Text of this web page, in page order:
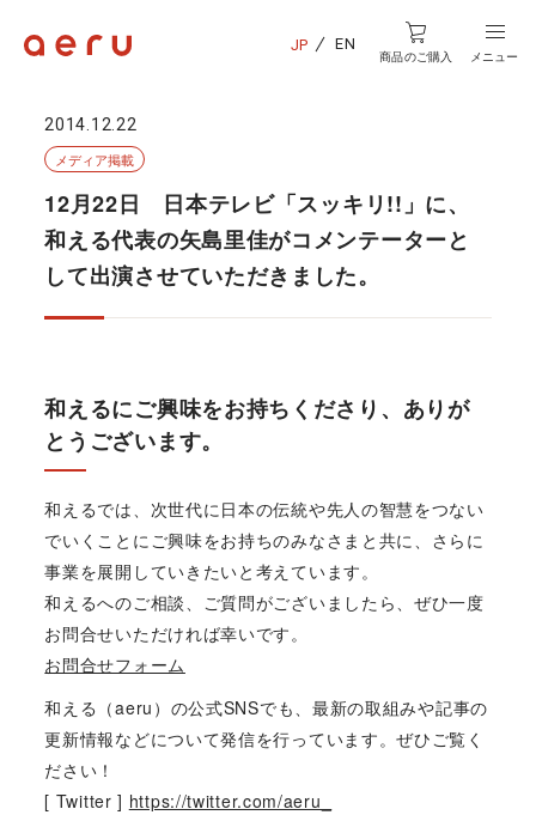
JP EN
商品のご購入 メニュー
2014.12.22
メディア掲載
12月22日 日本テレビ「スッキリ!!」に、
和える代表の矢島里佳がコメンテーターと
して出演させていただきました。
和えるにご興味をお持ちくださり、ありが
とうございます。
和えるでは、次世代に日本の伝統や先人の智慧をつない
でいくことにご興味をお持ちのみなさまと共に、さらに
事業を展開していきたいと考えています。
和えるへのご相談、ご質問がございましたら、ぜひ一度
お問合せいただければ幸いです。
お問合せフォーム
和える（aeru）の公式SNSでも、最新の取組みや記事の
更新情報などについて発信を行っています。ぜひご覧く
ださい！
[ Twitter ] https://twitter.com/aeru_